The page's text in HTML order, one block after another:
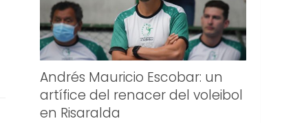
Andrés Mauricio Escobar: un
artífice del renacer del voleibol
en Risaralda